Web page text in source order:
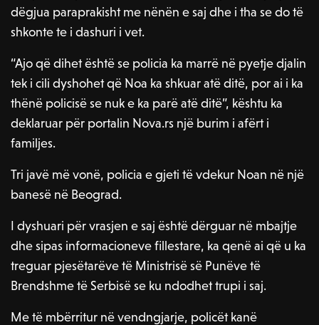
dëgjua paraprakisht me nënën e saj dhe i tha se do të
shkonte te i dashuri i vet.
“Ajo që dihet është se policia ka marrë në pyetje djalin
tek i cili dyshohet që Noa ka shkuar atë ditë, por ai i ka
thënë policisë se nuk e ka parë atë ditë”, kështu ka
deklaruar për portalin Nova.rs një burim i afërt i
familjes.
Tri javë më vonë, policia e gjeti të vdekur Noan në një
banesë në Beograd.
I dyshuari për vrasjen e saj është dërguar në mbajtje
dhe sipas informacioneve fillestare, ka qenë ai që u ka
treguar pjesëtarëve të Ministrisë së Punëve të
Brendshme të Serbisë se ku ndodhet trupi i saj.
Me të mbërritur në vendngjarje, policët kanë